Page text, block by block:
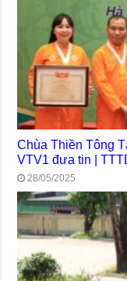
Chùa Thiền Tông
VTV1 đưa tin |
28/05/2025